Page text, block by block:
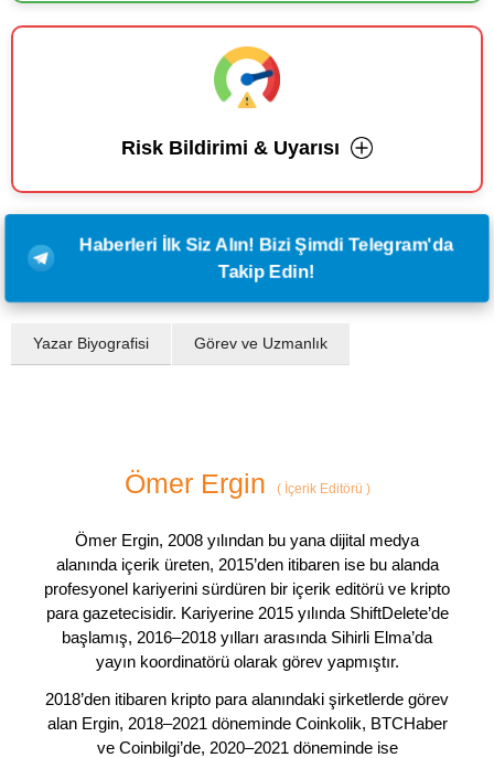
Risk Bildirimi & Uyarısı
Haberleri İlk Siz Alın! Bizi Şimdi Telegram'da
Takip Edin!
Yazar Biyografisi Görev ve Uzmanlık
Ömer Ergin (İçerik Editörü )
Ömer Ergin, 2008 yılından bu yana dijital medya
alanında içerik üreten, 2015’den itibaren ise bu alanda
profesyonel kariyerini sürdüren bir içerik editörü ve kripto
para gazetecisidir. Kariyerine 2015 yılında ShiftDelete’de
başlamış, 2016–2018 yılları arasında Sihirli Elma’da
yayın koordinatörü olarak görev yapmıştır.
2018’den itibaren kripto para alanındaki şirketlerde görev
alan Ergin, 2018–2021 döneminde Coinkolik, BTCHaber
ve Coinbilgi’de, 2020–2021 döneminde ise